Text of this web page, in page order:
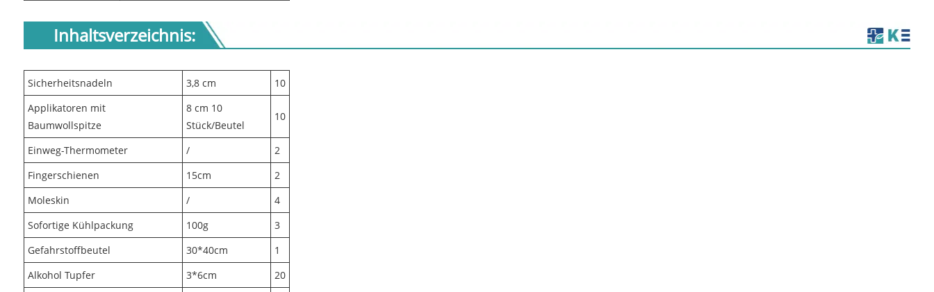
Inhaltsverzeichnis:
Sicherheitsnadeln 3,8 cm
10
Applikatoren mit
Baumwollspitze
8 cm 10
Stück/Beutel
10
Einweg-Thermometer /
2
Fingerschienen
15cm
2
Moleskin
/
4
Sofortige Kühlpackung
100g
3
Gefahrstoffbeutel
30*40cm
1
Alkohol Tupfer
3*6cm
20